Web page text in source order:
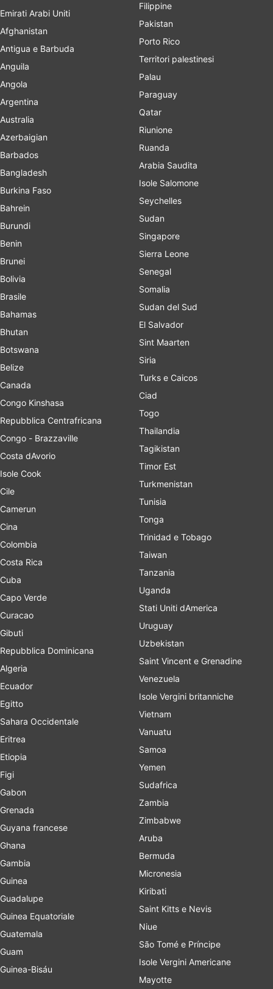
Emirati Arabi Uniti
Afghanistan
Antigua e Barbuda
Anguila
Angola
Argentina
Australia
Azerbaigian
Barbados
Bangladesh
Burkina Faso
Bahrein
Burundi
Benin
Brunei
Bolivia
Brasile
Bahamas
Bhutan
Botswana
Belize
Canada
Congo Kinshasa
Repubblica Centrafricana
Congo - Brazzaville
Costa dAvorio
Isole Cook
Cile
Camerun
Cina
Colombia
Costa Rica
Cuba
Capo Verde
Curacao
Gibuti
Repubblica Dominicana
Algeria
Ecuador
Egitto
Sahara Occidentale
Eritrea
Etiopia
Figi
Gabon
Grenada
Guyana francese
Ghana
Gambia
Guinea
Guadalupe
Guinea Equatoriale
Guatemala
Guam
Guinea-Bisáu
Filippine
Pakistan
Porto Rico
Territori palestinesi
Palau
Paraguay
Qatar
Riunione
Ruanda
Arabia Saudita
Isole Salomone
Seychelles
Sudan
Singapore
Sierra Leone
Senegal
Somalia
Sudan del Sud
El Salvador
Sint Maarten
Siria
Turks e Caicos
Ciad
Togo
Thailandia
Tagikistan
Timor Est
Turkmenistan
Tunisia
Tonga
Trinidad e Tobago
Taiwan
Tanzania
Uganda
Stati Uniti dAmerica
Uruguay
Uzbekistan
Saint Vincent e Grenadine
Venezuela
Isole Vergini britanniche
Vietnam
Vanuatu
Samoa
Yemen
Sudafrica
Zambia
Zimbabwe
Aruba
Bermuda
Micronesia
Kiribati
Saint Kitts e Nevis
Niue
São Tomé e Príncipe
Isole Vergini Americane
Mayotte